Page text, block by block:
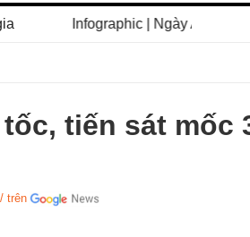
| Ngày An ninh mạng Việt
tiến sát mốc
trên